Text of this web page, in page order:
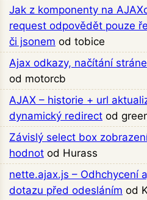
Jak z komponenty na
request odpovědět pouze
či jsonem od tobice
Ajax odkazy, načítání
od motorcb
AJAX – historie + url
dynamický redirect od
Závislý select box
hodnot od Hurass
nette.ajax.js – Odhchycení
dotazu před odesláním od